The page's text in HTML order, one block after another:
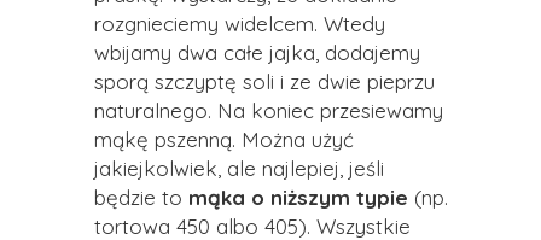
rozgnieciemy widelcem. Wtedy
wbijamy dwa całe jajka, dodajemy
sporą szczyptę soli i ze dwie pieprzu
naturalnego. Na koniec przesiewamy
mąkę pszenną. Można użyć
jakiejkolwiek, ale najlepiej, jeśli
będzie to mąka o niższym typie (np.
tortowa 450 albo 405). Wszystkie